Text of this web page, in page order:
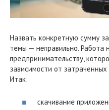
Назвать конкретную сумму
темы — неправильно. Работа
предпринимательству,
зависимости от
Итак:
скачивание